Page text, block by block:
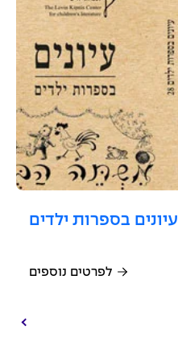
עיונים בספרות ילדים